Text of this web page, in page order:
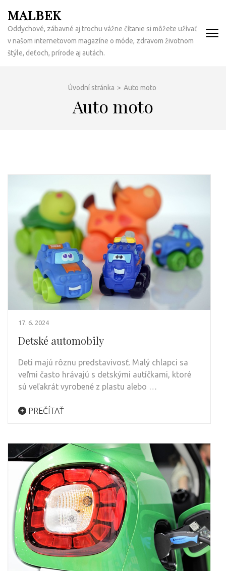
na
obsah
(Enter)
MALBEK
Oddychové, zábavné aj trochu vážne čítanie si môžete užívať
v našom internetovom magazíne o móde, zdravom životnom
štýle, deťoch, prírode aj autách.
Úvodní stránka > Auto moto
Auto moto
17. 6. 2024
Detské automobily
Deti majú rôznu predstavivosť. Malý chlapci sa
veľmi často hrávajú s detskými autíčkami, ktoré
sú veľakrát vyrobené z plastu alebo …
PREČÍTAŤ